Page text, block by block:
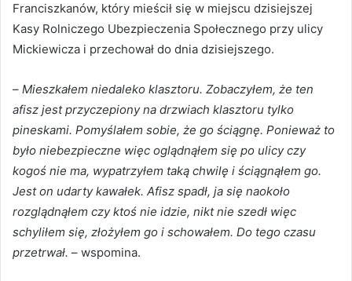
Franciszkanów, który mieścił się w miejscu dzisiejszej
Kasy Rolniczego Ubezpieczenia Społecznego przy ulicy
Mickiewicza i przechował do dnia dzisiejszego.
– Mieszkałem niedaleko klasztoru. Zobaczyłem, że ten
afisz jest przyczepiony na drzwiach klasztoru tylko
pineskami. Pomyślałem sobie, że go ściągnę. Ponieważ to
było niebezpieczne więc oglądnąłem się po ulicy czy
kogoś nie ma, wypatrzyłem taką chwilę i ściągnąłem go.
Jest on udarty kawałek. Afisz spadł, ja się naokoło
rozglądnąłem czy ktoś nie idzie, nikt nie szedł więc
schyliłem się, złożyłem go i schowałem. Do tego czasu
przetrwał. – wspomina.